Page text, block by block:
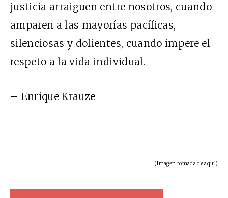
justicia arraiguen entre nosotros, cuando
amparen a las mayorías pacíficas,
silenciosas y dolientes, cuando impere el
respeto a la vida individual.
– Enrique Krauze
(Imagen tomada deaquí)